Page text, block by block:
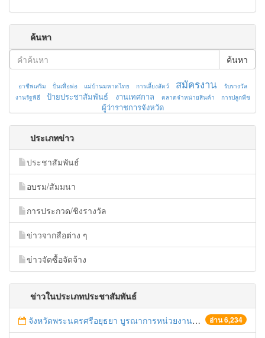
ค้นหา
ค้นหา
อาชีพเสริม ปั่นเพื่อพ่อ แม่บ้านมหาดไทย การเลี้ยงสัตว์ สมัครงาน
รับรางวัล
งานรัฐพิธี
ป้ายประชาสัมพันธ์ งานเทศกาล ตลาดจำหน่ายสินค้า การปลูกพืช
ผู้ว่าราชการจังหวัด
ประเภทข่าว
ประชาสัมพันธ์
อบรม/สัมมนา
การประกวด/ชิงรางวัล
ข่าวจากสือต่าง ๆ
ข่าวจัดซื้อจัดจ้าง
ข่าวในประเภทประชาสัมพันธ์
อ่าน 6,234
จังหวัดพระนครศรีอยุธยา บูรณาการหน่วยงานที่เกี่ยวข้อง ลงพื้นที่จัดระเบียบและดำเนินมาตรการตามบทลงโทษสูงสุดกับผู้ประกอบการร้านค้าที่ยังฝ่าฝืนตั้งร้านค้ารุกล้ำเขตพื้นที่ทางหลวง เตรียมความปลอดภัยก่อนเทศกาลสงกรานต์